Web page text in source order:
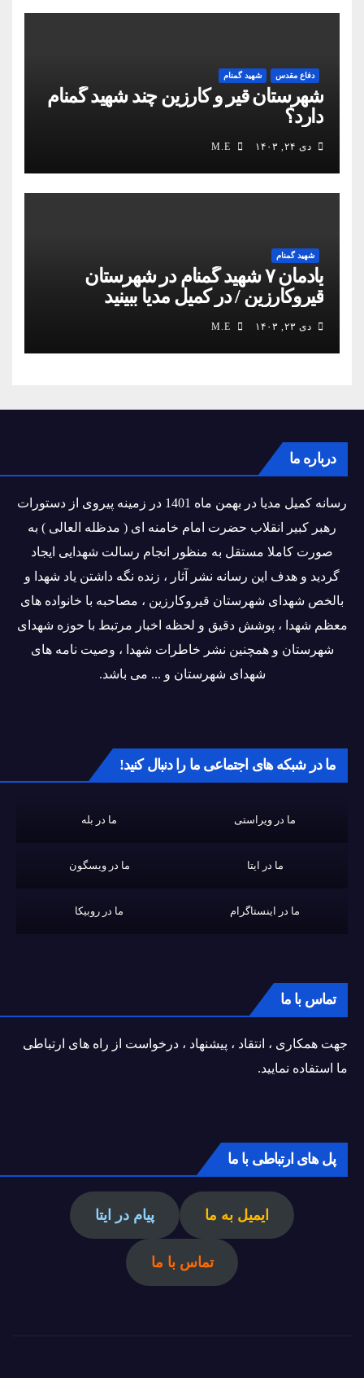
دفاع مقدس شهید گمنام
شهرستان قیر و کارزین چند شهید گمنام
دارد؟
دی ۲۴, ۱۴۰۳
شهید گمنام
یادمان ۷ شهید گمنام در شهرستان
قیروکارزین / در کمیل مدیا ببینید
دی ۲۳, ۱۴۰۳
درباره ما
رسانه کمیل مدیا در بهمن ماه 1401 در زمینه پیروی از دستورات
رهبر کبیر انقلاب حضرت امام خامنه ای ( مدظله العالی ) به
صورت کاملا مستقل به منظور انجام رسالت شهدایی ایجاد
گردید و هدف این رسانه نشر آثار ، زنده نگه داشتن یاد شهدا و
بالخص شهدای شهرستان قیروکارزین ، مصاحبه با خانواده های
معظم شهدا ، پوشش دقیق و لحظه اخبار مرتبط با حوزه شهدای
شهرستان و همچنین نشر خاطرات شهدا ، وصیت نامه های
شهدای شهرستان و ... می باشد.
ما در شبکه های اجتماعی ما را دنبال کنید!
ما در ویراستی ما در بله
ما در ایتا ما در ویسگون
ما در اینستاگرام ما در روبیکا
تماس با ما
جهت همکاری ، انتقاد ، پیشنهاد ، درخواست از راه های ارتباطی
ما استفاده نمایید.
پل های ارتباطی با ما
ایمیل به ما پیام در ایتا
تماس با ما